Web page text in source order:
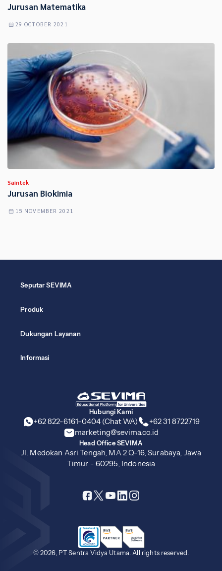
Jurusan Matematika
29 OCTOBER 2021
Saintek
Jurusan Biokimia
15 NOVEMBER 2021
Hubungi Kami
+62 822-6161-0404 (Chat WA)
+62 31 8722719
marketing@sevima.co.id
Head Office SEVIMA
Jl. Medokan Asri Tengah, MA 2 Q-16, Surabaya, Jawa
Timur - 60295, Indonesia
Seputar SEVIMA
Produk
Dukungan Layanan
Informasi
© 2026, PT Sentra Vidya Utama. All rights reserved.